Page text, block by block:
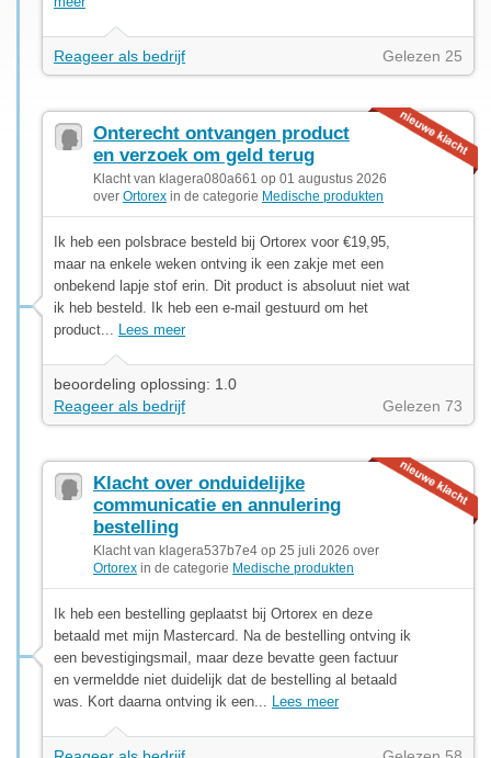
Reageer als bedrijf Gelezen 25
Onterecht ontvangen product
en verzoek om geld terug
Klacht van klagera080a661 op 01 augustus 2026
over Ortorex in de categorie Medische produkten
Ik heb een polsbrace besteld bij Ortorex voor €19,95,
maar na enkele weken ontving ik een zakje met een
onbekend lapje stof erin. Dit product is absoluut niet wat
ik heb besteld. Ik heb een e-mail gestuurd om het
product... Lees meer
beoordeling oplossing: 1.0
Reageer als bedrijf
Gelezen 73
Klacht over onduidelijke
communicatie en annulering
bestelling
Klacht van klagera537b7e4 op 25 juli 2026 over
Ortorex in de categorie Medische produkten
Ik heb een bestelling geplaatst bij Ortorex en deze
betaald met mijn Mastercard. Na de bestelling ontving ik
een bevestigingsmail, maar deze bevatte geen factuur
en vermeldde niet duidelijk dat de bestelling al betaald
was. Kort daarna ontving ik een... Lees meer